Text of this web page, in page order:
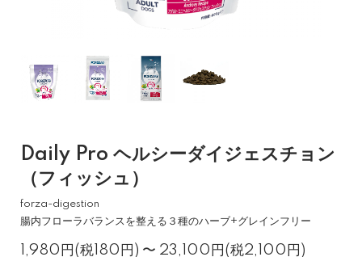
Daily Pro ヘルシーダイジェスチョン
（フィッシュ）
forza-digestion
腸内フローラバランスを整える３種のハーブ+グレインフリー
1,980円(税180円) 〜 23,100円(税2,100円)